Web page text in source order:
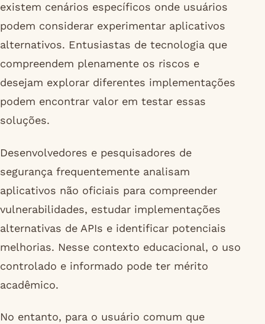
existem cenários específicos onde usuários
podem considerar experimentar aplicativos
alternativos. Entusiastas de tecnologia que
compreendem plenamente os riscos e
desejam explorar diferentes implementações
podem encontrar valor em testar essas
soluções.
Desenvolvedores e pesquisadores de
segurança frequentemente analisam
aplicativos não oficiais para compreender
vulnerabilidades, estudar implementações
alternativas de APIs e identificar potenciais
melhorias. Nesse contexto educacional, o uso
controlado e informado pode ter mérito
acadêmico.
No entanto, para o usuário comum que